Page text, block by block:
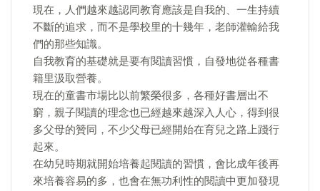
現在，人們越來越認同教育應該是自我的、一生持續
不斷的追求，而不是學校里的十幾年，老師灌輸給我
們的那些知識。
自我教育的基礎就是要有閱讀習慣，自發地從各種書
籍里汲取營養。
現在的童書市場比以前繁榮很多，各種好書層出不
窮，親子閱讀的理念也已經越來越深入人心，得到很
多父母的贊同，不少父母已經開始在育兒之路上踐行
起來。
在幼兒時期就開始培養起閱讀的習慣，會比成年後再
來培養容易的多，也會在無功利性的閱讀中更加發現